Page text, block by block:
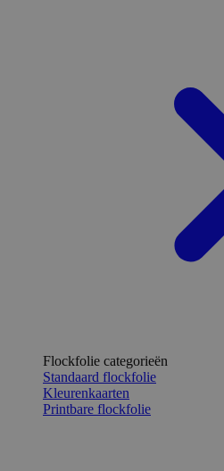
Flockfolie categorieën
Standaard flockfolie
Kleurenkaarten
Printbare flockfolie